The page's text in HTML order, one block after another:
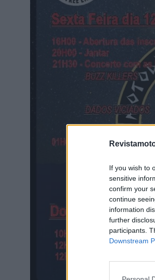
If you wish to
sensitive
confirm your
continue
information
further
participants.
Downstream